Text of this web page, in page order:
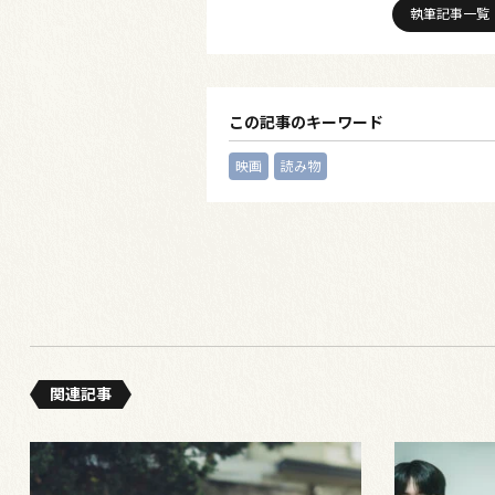
執筆記事一覧
この記事のキーワード
映画 読み物
関連記事